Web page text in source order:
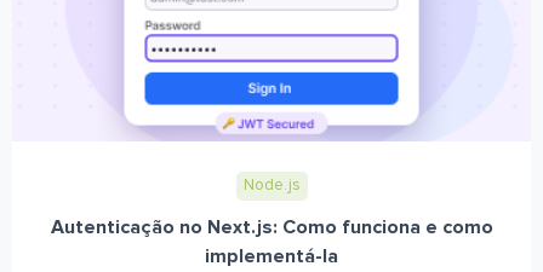
Node.js
Autenticação no Next.js: Como funciona e como
implementá-la